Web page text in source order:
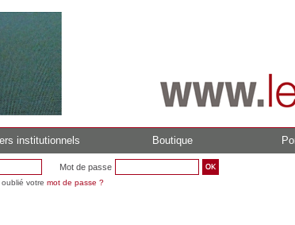
institutionnels Boutique
Mot de passe
votre mot de passe ?